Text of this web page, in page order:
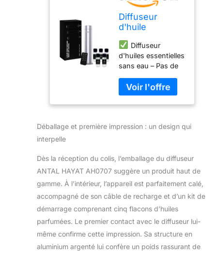
Diffuseur
d'huile
eau – Diffuseur
rechargeable
de contrôle par
application pour
huiles
essentielles –
Recharge de
d'intérieur de
1200 m² – Kit de
démarrage
Diffuseur
d'huiles essentielles
sans eau – Pas de
nécessaire : faites
l'expérience de
l'aromathérapie
technologie de
ni chaleur, parfait
pour préserver
l'intégrité de vos
huiles essentielles
préférées et fournir
un parfum durable
et constant.
rechargeable :
parfum portable
Déballage et première impression : un design qui
interpelle
Dès la réception du colis, l’emballage du diffuseur
ANTAL HAYAT AH0707 suggère un produit haut de
gamme. À l’intérieur, l’appareil est parfaitement calé,
accompagné de son câble de recharge et d’un kit de
démarrage comprenant cinq flacons d’huiles
parfumées. Le premier contact avec le diffuseur lui-
même confirme cette impression. Sa structure en
aluminium argenté lui confère un poids rassurant de